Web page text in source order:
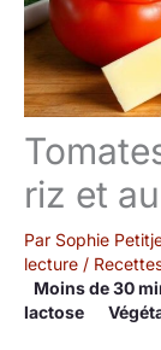
riz et
Par Sophie
lecture /
Moins de 30
lactose